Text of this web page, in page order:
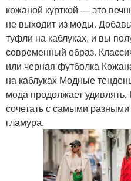
кожаной курткой — это
не выходит из моды.
туфли на каблуках, и вы
современный образ.
или черная футболка
на каблуках Модные
мода продолжает
сочетать с самыми
гламура.